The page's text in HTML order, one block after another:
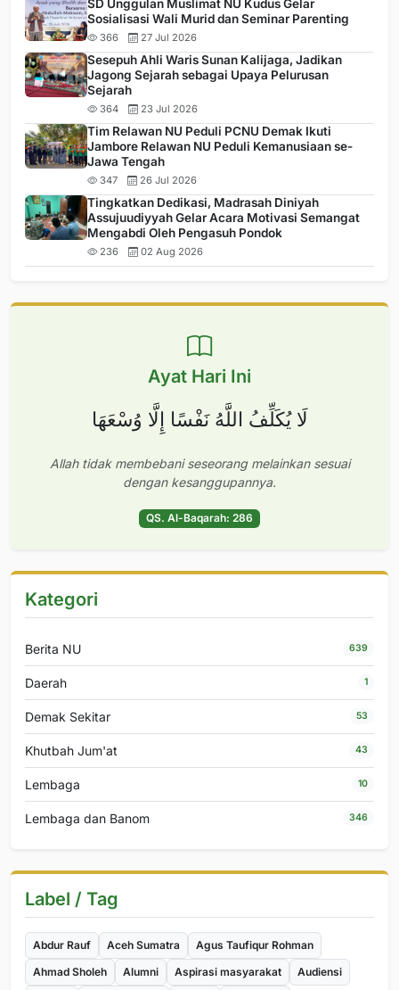
SD Unggulan Muslimat NU Kudus Gelar
Sosialisasi Wali Murid dan Seminar Parenting
366 27 Jul 2026
Sesepuh Ahli Waris Sunan Kalijaga, Jadikan
Jagong Sejarah sebagai Upaya Pelurusan
Sejarah
364 23 Jul 2026
Tim Relawan NU Peduli PCNU Demak Ikuti
Jambore Relawan NU Peduli Kemanusiaan se-
Jawa Tengah
347 26 Jul 2026
Tingkatkan Dedikasi, Madrasah Diniyah
Assujuudiyyah Gelar Acara Motivasi Semangat
Mengabdi Oleh Pengasuh Pondok
236 02 Aug 2026
Ayat Hari Ini
لَا يُكَلِّفُ اللَّهُ نَفْسًا إِلَّا وُسْعَهَا
Allah tidak membebani seseorang melainkan sesuai
dengan kesanggupannya.
QS. Al-Baqarah: 286
Kategori
Berita NU 639
Daerah 1
Demak Sekitar 53
Khutbah Jum'at 43
Lembaga 10
Lembaga dan Banom 346
Label / Tag
Abdur Rauf Aceh Sumatra
Agus Taufiqur Rohman
Ahmad Sholeh
Alumni Aspirasi masyarakat
Audiensi